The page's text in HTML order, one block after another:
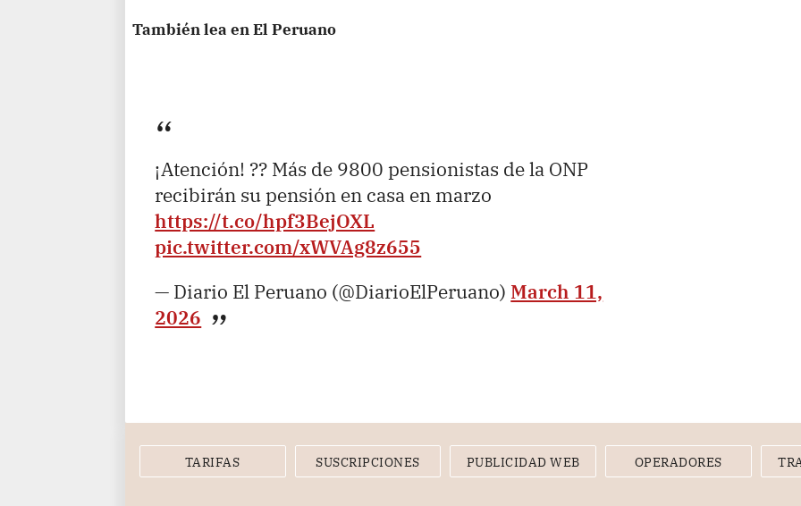
También lea en El Peruano
¡Atención! ?? Más de 9800 pensionistas de la ONP
recibirán su pensión en casa en marzo
https://t.co/hpf3BejOXL
pic.twitter.com/xWVAg8z655
— Diario El Peruano (@DiarioElPeruano) March 11,
2026
TARIFAS SUSCRIPCIONES PUBLICIDAD WEB OPERADORES